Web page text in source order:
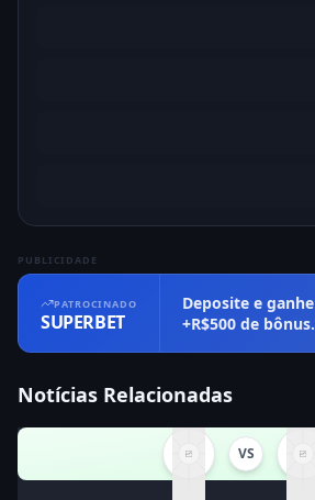
PUBLICIDADE
PATROCINADO
SUPERBET
Deposite e ganhe
+R$500 de bônus
Notícias Relacionadas
VS